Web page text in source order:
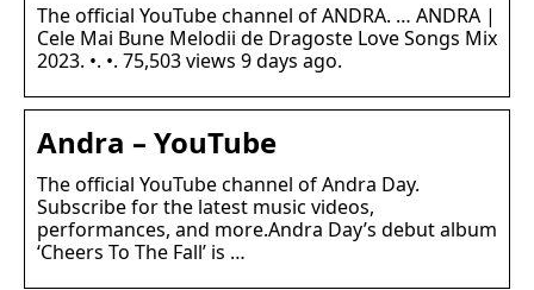
The official YouTube channel of ANDRA. … ANDRA |
Cele Mai Bune Melodii de Dragoste Love Songs Mix
2023. •. •. 75,503 views 9 days ago.
Andra – YouTube
The official YouTube channel of Andra Day.
Subscribe for the latest music videos,
performances, and more.Andra Day’s debut album
‘Cheers To The Fall’ is …